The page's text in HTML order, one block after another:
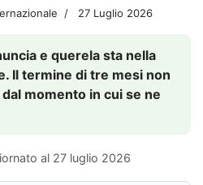
27 Luglio 2026
e querela sta nella
Il termine di tre mesi non
momento in cui se ne
al 27 luglio 2026